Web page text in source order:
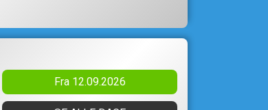
Fra 12.09.2026